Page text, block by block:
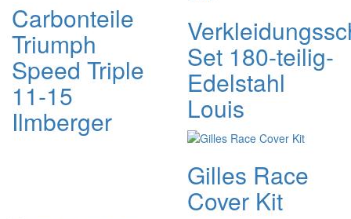
Carbonteile
Triumph
Speed Triple
11-15
Ilmberger
Set 180-teilig-
Edelstahl
Louis
Gilles Race
Cover Kit